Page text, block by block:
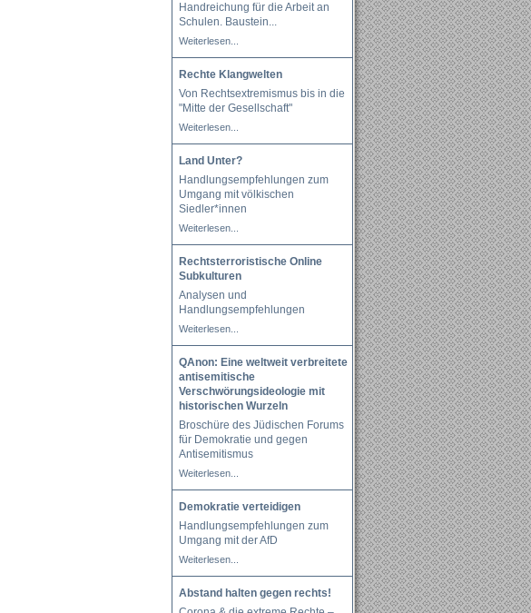
Handreichung für die Arbeit an
Schulen. Baustein...
Weiterlesen...
Rechte Klangwelten
Von Rechtsextremismus bis in die
"Mitte der Gesellschaft"
Weiterlesen...
Land Unter?
Handlungsempfehlungen zum
Umgang mit völkischen
Siedler*innen
Weiterlesen...
Rechtsterroristische Online
Subkulturen
Analysen und
Handlungsempfehlungen
Weiterlesen...
QAnon: Eine weltweit verbreitete
antisemitische
Verschwörungsideologie mit
historischen Wurzeln
Broschüre des Jüdischen Forums
für Demokratie und gegen
Antisemitismus
Weiterlesen...
Demokratie verteidigen
Handlungsempfehlungen zum
Umgang mit der AfD
Weiterlesen...
Abstand halten gegen rechts!